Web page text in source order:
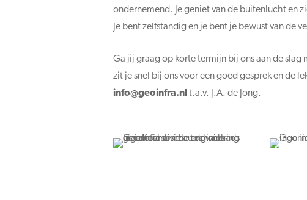
ondernemend. Je geniet van de buitenlucht en
Je bent zelfstandig en je bent je bewust van de
Ga jij graag op korte termijn bij ons aan de slag
zit je snel bij ons voor een goed gesprek en de
ln.arfnioeg
@ofni t.a.v. J.A. de Jong.